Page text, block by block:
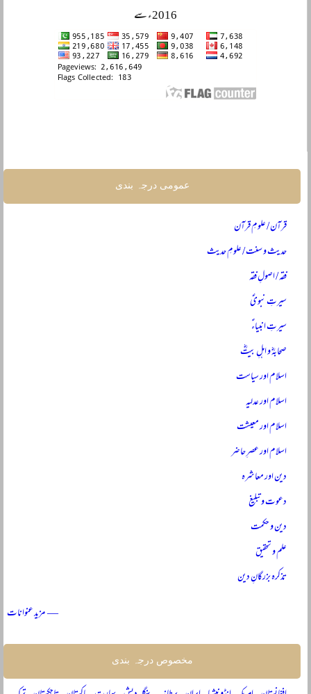
2016ء سے
عمومی درجہ بندی
قرآن / علومِ قرآن
حدیث و سنت / علومِ حدیث
فقہ / اصولِ فقہ
سیرتِ نبویؐ
سیرتِ انبیاءؑ
صحابہؓ و اہلِ بیتؓ
اسلام اور سیاست
اسلام اور عدلیہ
اسلام اور معیشت
اسلام اور عصرِ حاضر
دین اور معاشرہ
دعوت و تبلیغ
دین و حکمت
علم و تحقیق
تذکرہ بزرگانِ دین
— مزید عنوانات
مخصوص درجہ بندی